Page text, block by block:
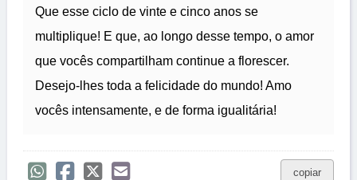
Que esse ciclo de vinte e cinco anos se
multiplique! E que, ao longo desse tempo, o amor
que vocês compartilham continue a florescer.
Desejo-lhes toda a felicidade do mundo! Amo
vocês intensamente, e de forma igualitária!
copiar